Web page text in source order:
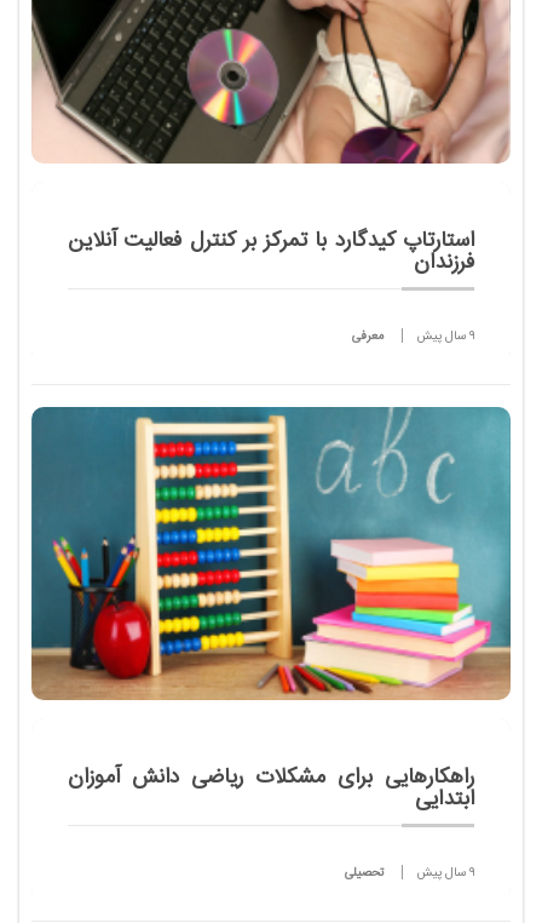
استارتاپ کیدگارد با تمرکز بر کنترل فعالیت‌ آنلاین
فرزندان
9 سال پیش معرفی
محسوب می‌شود و استارتاپ کیدگارد برای حل این
چالش تأسیس شده است.
راهکارهایی برای مشکلات ریاضی دانش آموزان
ابتدایی
9 سال پیش تحصیلی